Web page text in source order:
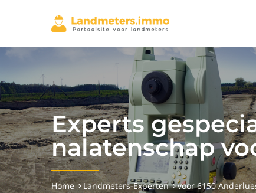
Experts
nalatenschap
Home Landmeters-Experten voor 6150